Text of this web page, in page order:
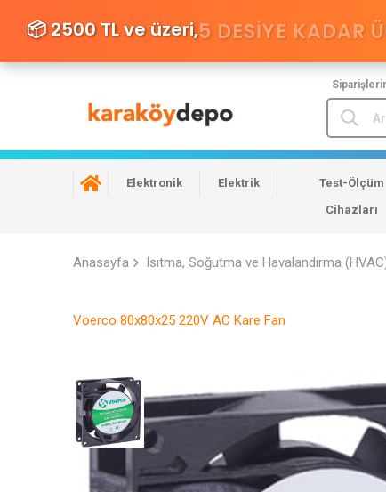
📦 2500 TL ve üzeri,5 DESIYE KADAR
Elektronik Elektrik
Test-Ölçüm
Cihazları
Anasayfa Isıtma, Soğutma ve Havalandırma
Voerco 80x80x25 220V AC Kare Fan